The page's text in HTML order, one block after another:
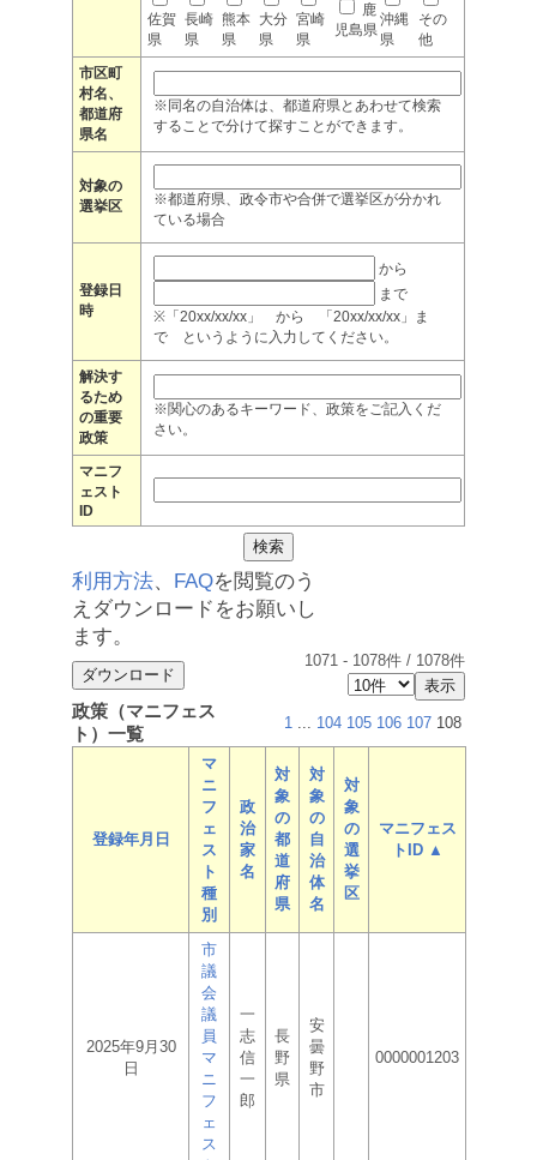
佐賀
県
長崎
県
熊本
県
大分
県
宮崎
県
鹿
児島県
沖縄
県
その
他
市区町
村名、
都道府
県名
※同名の自治体は、都道府県とあわせて検索
することで分けて探すことができます。
対象の
選挙区
※都道府県、政令市や合併で選挙区が分かれ
ている場合
登録日
時
から
まで
※「20xx/xx/xx」 から 「20xx/xx/xx」ま
で というように入力してください。
解決す
るため
の重要
政策
※関心のあるキーワード、政策をご記入くだ
さい。
マニフ
ェスト
ID
利用方法、 FAQを閲覧のう
えダウンロードをお願いし
ます。
1071 - 1078件 / 1078件
政策（マニフェス
ト）一覧
1 ... 104 105 106 107 108
登録年月日
マ
ニ
フ
ェ
ス
ト
種
別
政
治
家
名
対
象
の
都
道
府
県
対
象
の
自
治
体
名
対
象
の
選
挙
区
マニフェス
トID ▲
2025年9月30
日
市
議
会
議
員
マ
ニ
フ
ェ
ス
一
志
信
一
郎
長
野
県
安
曇
野
市
0000001203